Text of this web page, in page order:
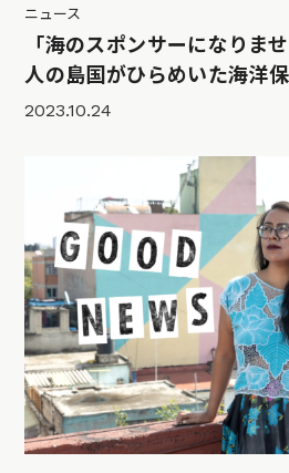
ニュース
「海のスポンサーになりま
人の島国がひらめいた海洋
2023.10.24